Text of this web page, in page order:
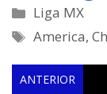
Categorías
Liga MX
Etiquetas
America,
ANTERIOR